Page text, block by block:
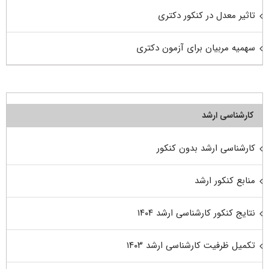
تاثیر معدل در کنکور دکتری
سهمیه مربیان برای آزمون دکتری
کارشناسی ارشد
کارشناسی ارشد بدون کنکور
منابع کنکور ارشد
نتایج کنکور کارشناسی ارشد ۱۴۰۴
تکمیل ظرفیت کارشناسی ارشد ۱۴۰۳